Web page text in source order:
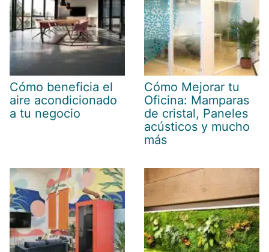
Cómo beneficia el
aire acondicionado
a tu negocio
Cómo Mejorar tu
Oficina: Mamparas
de cristal, Paneles
acústicos y mucho
más